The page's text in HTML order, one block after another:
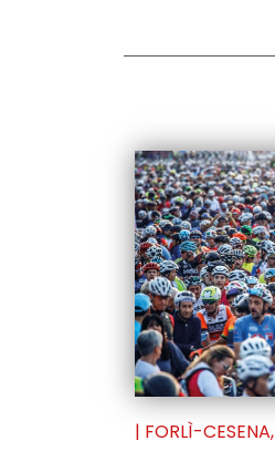
| FORLÌ-CESENA,